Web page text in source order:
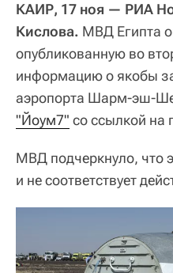
КАИР, 17 ноя — РИА
Кислова. МВД Египта
опубликованную во
информацию о якобы
аэропорта Шарм-эш-
"Йоум7" со ссылкой на
МВД подчеркнуло, что
и не соответствует